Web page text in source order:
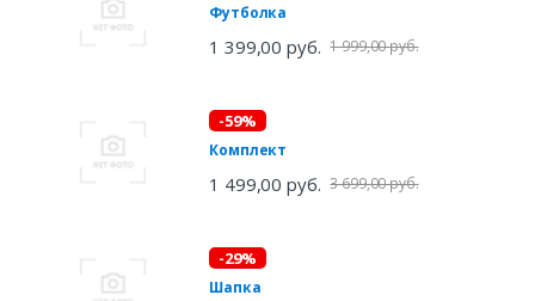
Футболка
1 399,00 руб. 1 999,00 руб.
-59%
Комплект
1 499,00 руб. 3 699,00 руб.
-29%
Шапка